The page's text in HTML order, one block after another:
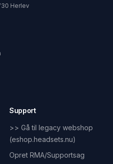
Herlev
Support
>> Gå til legacy webshop
(eshop.headsets.nu)
Opret RMA/Supportsag